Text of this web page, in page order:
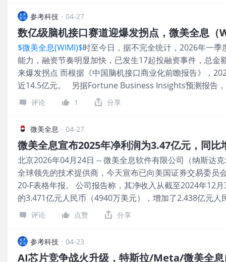
的两三倍水平。摩根大通在研报中乐观预测，预计2025
330%，5年内将实现370倍增长。 AI时代，大模型已成
商业成功。当“百模大战”逐渐白热化，真正决定AI商业化
价值闭环。 业内人士进一步指出，如果说大模型时代的
更低。那么接下去Agent时代的竞争，更像是一场基础设
务，谁先把Agent能力嵌入每一个真实的工作流程，就能
Agent与AIGC场景 在这场竞争的胜负框架下，公开资料
长期在大模型Agent
参考科技 · 04-27
数亿级脑机接口赛道迎爆发拐点，微美全息
$微美全息(WIMI)$时至今日，据不完全统计，2026年一
能力，融资节奏明显加快，已发生17起投融资事件，总
来爆发拐点 而根据《中国脑机接口商业化前瞻报告》，
近14.5亿元。 另据Fortune Business Insights预测报告
2034年将飙升至9.608亿美元，年复合增长率高达15.9%
测，市场的观望情绪已迎来集中释放，这些标志性事件
场规模预期也随之扩大。 脑机接口产业链加速成形 事
年，由马斯克创立的Neuralink公司开发出了可植入式脑
深入人心。 当前脑机接口正从“可用”向更舒适、更普及
成形，通过“以点带面”，促进产业发展，正在闭环调控
本市场和产业投资的实际动作来看，电极、芯片等核心器
方面正在加快发展。脑机植入式整机产品正以医疗为核
消费、教育、工业生产等领域应用场景正在逐步拓展。
评论 1 分享
微美全息 · 04-27
微美全息宣布2025年净利润为3.47亿元，同比
北京2026年04月24日 -- 微美全息软件有限公司（纳斯达
全球领先的技术提供商，今天宣布已向美国证券交易委员
20-F表格年报。 公司报告称，其净收入从截至2024年12
的3.471亿元人民币（4940万美元），增加了2.438亿元
实现盈利，并且盈利增长显著，业绩大幅改善。 截至
映了公司在成本控制方面取得了显著成果，成本优化和
月31日，公司营运资金约为26.116亿元人民币（3.716亿
评论 点赞 分享
参考科技 · 04-23
AI芯片竞争战火升级，特斯拉/Meta/微美全